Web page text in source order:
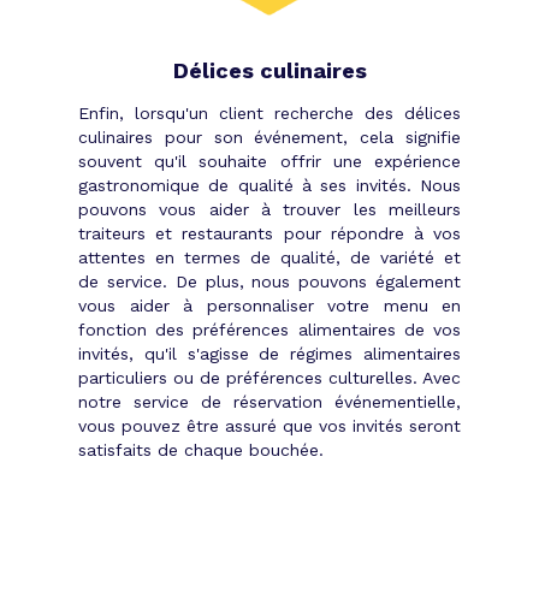
Délices culinaires
Enfin, lorsqu'un client recherche des délices
culinaires pour son événement, cela signifie
souvent qu'il souhaite offrir une expérience
gastronomique de qualité à ses invités. Nous
pouvons vous aider à trouver les meilleurs
traiteurs et restaurants pour répondre à vos
attentes en termes de qualité, de variété et
de service. De plus, nous pouvons également
vous aider à personnaliser votre menu en
fonction des préférences alimentaires de vos
invités, qu'il s'agisse de régimes alimentaires
particuliers ou de préférences culturelles. Avec
notre service de réservation événementielle,
vous pouvez être assuré que vos invités seront
satisfaits de chaque bouchée.